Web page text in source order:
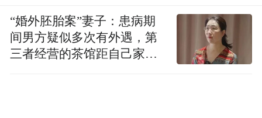
“婚外胚胎案”妻子：患病期
间男方疑似多次有外遇，第
三者经营的茶馆距自己家步